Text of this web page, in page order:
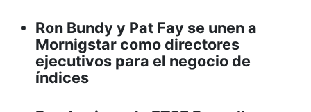
Ron Bundy y Pat Fay se unen a
Mornigstar como directores
ejecutivos para el negocio de
índices